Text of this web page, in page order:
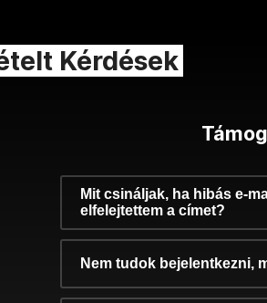
Kérdések
Mit csináljak, ha hibás e-
elfelejtettem a címet?
Nem tudok bejelentkezni,